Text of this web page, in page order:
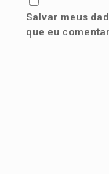
Salvar meus
que eu